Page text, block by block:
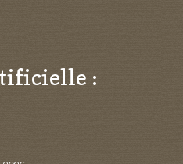
: